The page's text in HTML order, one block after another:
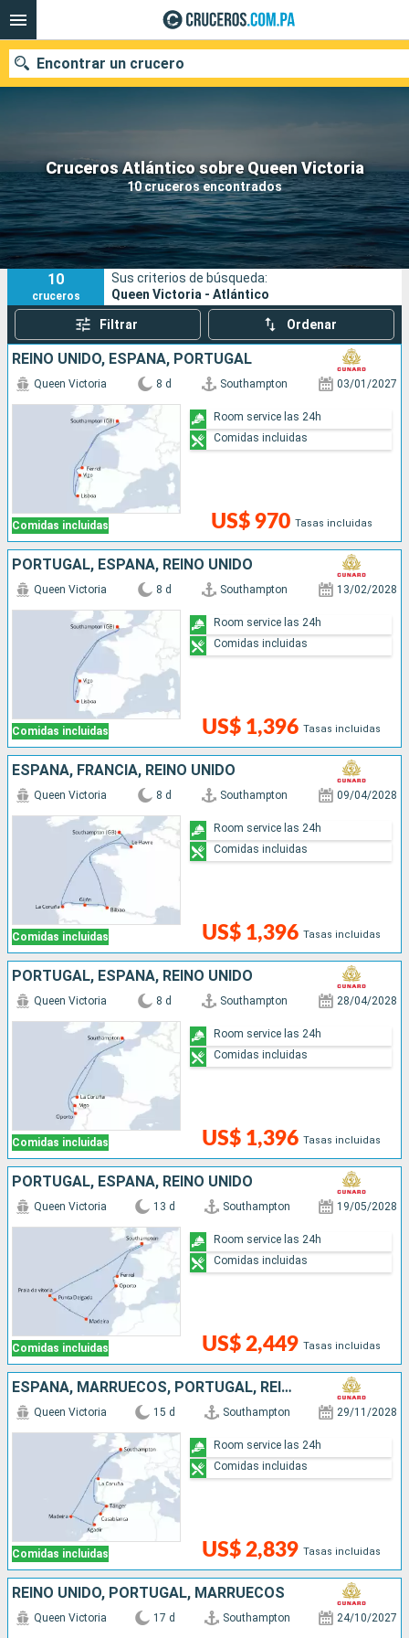
Cruceros Atlántico sobre Queen Victoria
10 cruceros encontrados
Encontrar un crucero
Nuestros destinos
Fecha de salida
Puertos Compañías
Buscar
10
cruceros
Sus criterios de búsqueda:
Queen Victoria - Atlántico
Filtrar Ordenar
REINO UNIDO, ESPAÑA, PORTUGAL
Comidas incluidas
Queen Victoria 8 d Southampton 03/01/2027
US$ 970 Tasas incluidas
Room service las 24h
Comidas incluidas
PORTUGAL, ESPAÑA, REINO UNIDO
Comidas incluidas
Queen Victoria 8 d Southampton 13/02/2028
US$ 1,396 Tasas incluidas
Room service las 24h
Comidas incluidas
ESPAÑA, FRANCIA, REINO UNIDO
Comidas incluidas
Queen Victoria 8 d Southampton 09/04/2028
US$ 1,396 Tasas incluidas
Room service las 24h
Comidas incluidas
PORTUGAL, ESPAÑA, REINO UNIDO
Comidas incluidas
Queen Victoria 8 d Southampton 28/04/2028
US$ 1,396 Tasas incluidas
Room service las 24h
Comidas incluidas
PORTUGAL, ESPAÑA, REINO UNIDO
Comidas incluidas
Queen Victoria 13 d Southampton 19/05/2028
US$ 2,449 Tasas incluidas
Room service las 24h
Comidas incluidas
ESPAÑA, MARRUECOS, PORTUGAL, REINO UNIDO
Comidas incluidas
Queen Victoria 15 d Southampton 29/11/2028
US$ 2,839 Tasas incluidas
Room service las 24h
Comidas incluidas
REINO UNIDO, PORTUGAL, MARRUECOS
Queen Victoria 17 d Southampton 24/10/2027